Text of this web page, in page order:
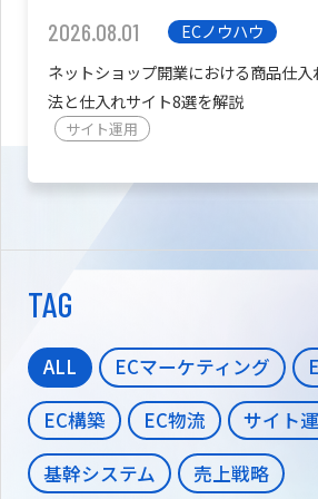
2026.08.01
ECノウハウ
ネットショップ開業における商品仕入
法と仕入れサイト8選を解説
サイト運用
TAG
ALL ECマーケティング
EC構築
EC物流 サイト
基幹システム
売上戦略